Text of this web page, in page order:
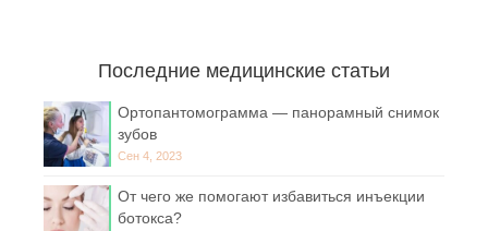
Последние медицинские статьи
Ортопантомограмма — панорамный снимок
зубов
Сен 4, 2023
От чего же помогают избавиться инъекции
ботокса?